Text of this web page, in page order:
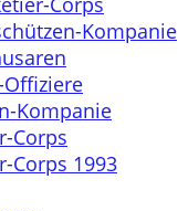
Kompanie
Offiziere
Kompanie
Corps
Corps 1993